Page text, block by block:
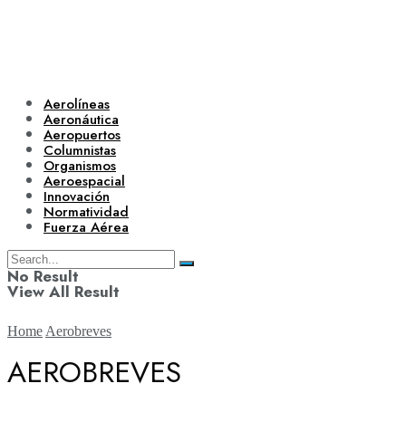
Aerolíneas
Aeronáutica
Aeropuertos
Columnistas
Organismos
Aeroespacial
Innovación
Normatividad
Fuerza Aérea
No Result
View All Result
Home Aerobreves
AEROBREVES